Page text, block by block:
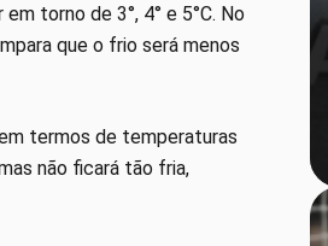
torno de 3°, 4° e 5°C. No
que o frio será menos
termos de temperaturas
não ficará tão fria,